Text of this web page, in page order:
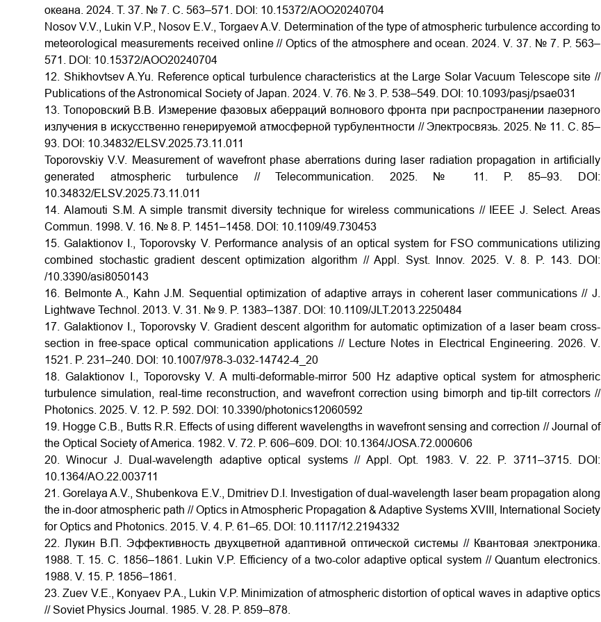
океана. 2024. Т. 37. № 7. С. 563–571.
DOI: 10.15372/AOO20240704
Nosov V.V., Lukin V.P., Nosov E.V., Torgaev A.V. Determination of the type of atmospheric turbulence according to
meteorological measurements received online // Optics of the atmosphere and ocean. 2024. V. 37. № 7. P. 563–
571. DOI: 10.15372/AOO20240704
12. Shikhovtsev A.Yu. Reference optical turbulence characteristics at the Large Solar Vacuum Telescope site //
Publications of the Astronomical Society of Japan. 2024. V. 76. № 3. P. 538–549. DOI: 10.1093/pasj/psae031
13. Топоровский В.В. Измерение фазовых аберраций волнового фронта при распространении лазерного
излучения в искусственно генерируемой атмосферной турбулентности // Электросвязь. 2025. № 11. С. 85–
93. DOI: 10.34832/ELSV.2025.73.11.011
Toporovskiy V.V. Measurement of wavefront phase aberrations during laser radiation propagation in artificially
generated atmospheric turbulence // Telecommunication. 2025. № 11.
P. 85–93. DOI:
10.34832/ELSV.2025.73.11.011
14. Alamouti S.M. A simple transmit diversity technique for wireless communications // IEEE J. Select. Areas
Commun. 1998. V. 16. № 8. P. 1451–1458. DOI: 10.1109/49.730453
15. Galaktionov I., Toporovsky V. Performance analysis of an optical system for FSO communications utilizing
combined stochastic gradient descent optimization algorithm // Appl. Syst. Innov. 2025. V. 8. P. 143.
DOI:
/10.3390/asi8050143
16. Belmonte A., Kahn J.M. Sequential optimization of adaptive arrays in coherent laser communications // J.
Lightwave Technol. 2013. V. 31. № 9. P. 1383–1387. DOI: 10.1109/JLT.2013.2250484
17. Galaktionov I., Toporovsky V. Gradient descent algorithm for automatic optimization of a laser beam cross-
section in free-space optical communication applications // Lecture Notes in Electrical Engineering. 2026. V.
1521. P. 231–240. DOI: 10.1007/978-3-032-14742-4_20
18. Galaktionov I., Toporovsky V. A multi-deformable-mirror 500 Hz adaptive optical system for atmospheric
turbulence simulation, real-time reconstruction, and wavefront correction using bimorph and tip-tilt correctors //
Photonics. 2025. V. 12. P. 592.
DOI: 10.3390/photonics12060592
19. Hogge C.B., Butts R.R. Effects of using different wavelengths in wavefront sensing and correction // Journal of
the Optical Society of America. 1982. V. 72. P. 606–609. DOI: 10.1364/JOSA.72.000606
20. Winocur J. Dual-wavelength adaptive optical systems // Appl. Opt. 1983. V. 22. P. 3711–3715.
DOI:
10.1364/AO.22.003711
21. Gorelaya A.V., Shubenkova E.V., Dmitriev D.I. Investigation of dual-wavelength laser beam propagation along
the in-door atmospheric path // Optics in Atmospheric Propagation & Adaptive Systems XVIII, International Society
for Optics and Photonics. 2015. V. 4. P. 61–65. DOI: 10.1117/12.2194332
22. Лукин В.П. Эффективность двухцветной адаптивной оптической системы // Квантовая электроника.
1988. Т. 15. С. 1856–1861.
Lukin V.P. Efficiency of a two-color adaptive optical system // Quantum electronics.
1988. V. 15. P. 1856–1861.
23. Zuev V.E., Konyaev P.A., Lukin V.P. Minimization of atmospheric distortion of optical waves in adaptive optics
// Soviet Physics Journal. 1985. V. 28. P. 859–878.